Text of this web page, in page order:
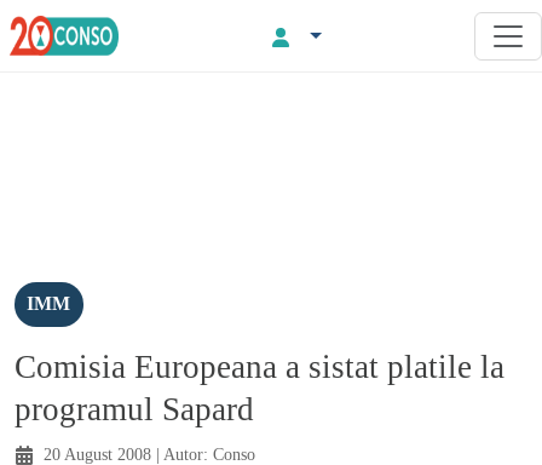
IMM
Comisia Europeana a sistat platile la
programul Sapard
20 August 2008 | Autor: Conso